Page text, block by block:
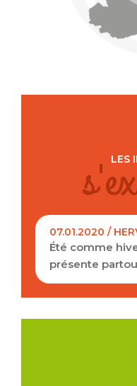
LES
07.01.2020 /
Été comme
présente
Je souhaite
d'information de